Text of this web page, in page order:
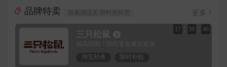
用户186****4191在8分钟前下单成功
用户158****5161在5分钟前下单成功
用户177****8699在8分钟前下单成功
品牌特卖 跟着潮流买 限时抢好货 更多
淘宝秒杀
限时补贴
17 59 43